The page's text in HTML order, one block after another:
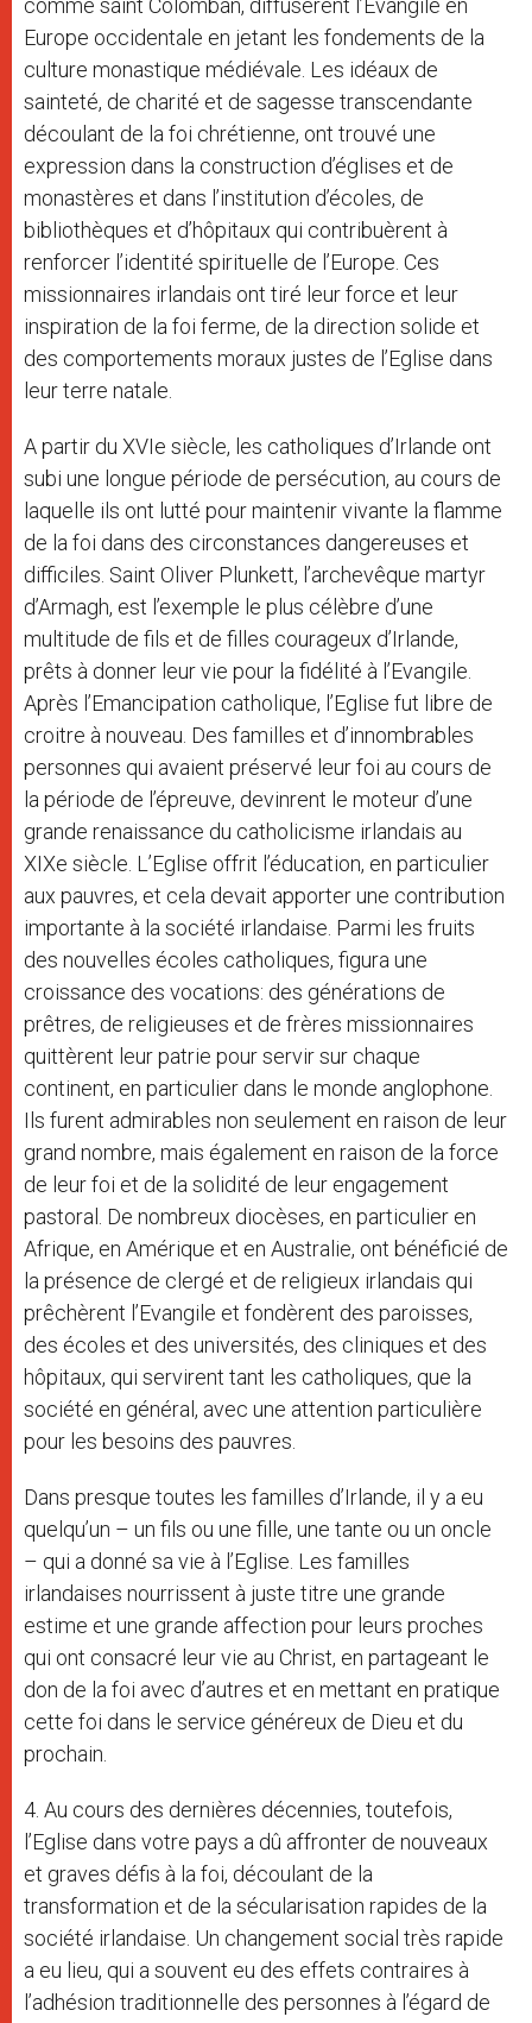
comme saint Colomban, diffusèrent l’Evangile en
Europe occidentale en jetant les fondements de la
culture monastique médiévale. Les idéaux de
sainteté, de charité et de sagesse transcendante
découlant de la foi chrétienne, ont trouvé une
expression dans la construction d’églises et de
monastères et dans l’institution d’écoles, de
bibliothèques et d’hôpitaux qui contribuèrent à
renforcer l’identité spirituelle de l’Europe. Ces
missionnaires irlandais ont tiré leur force et leur
inspiration de la foi ferme, de la direction solide et
des comportements moraux justes de l’Eglise dans
leur terre natale.
A partir du XVIe siècle, les catholiques d’Irlande ont
subi une longue période de persécution, au cours de
laquelle ils ont lutté pour maintenir vivante la flamme
de la foi dans des circonstances dangereuses et
difficiles. Saint Oliver Plunkett, l’archevêque martyr
d’Armagh, est l’exemple le plus célèbre d’une
multitude de fils et de filles courageux d’Irlande,
prêts à donner leur vie pour la fidélité à l’Evangile.
Après l’Emancipation catholique, l’Eglise fut libre de
croitre à nouveau. Des familles et d’innombrables
personnes qui avaient préservé leur foi au cours de
la période de l’épreuve, devinrent le moteur d’une
grande renaissance du catholicisme irlandais au
XIXe siècle. L’Eglise offrit l’éducation, en particulier
aux pauvres, et cela devait apporter une contribution
importante à la société irlandaise. Parmi les fruits
des nouvelles écoles catholiques, figura une
croissance des vocations: des générations de
prêtres, de religieuses et de frères missionnaires
quittèrent leur patrie pour servir sur chaque
continent, en particulier dans le monde anglophone.
Ils furent admirables non seulement en raison de leur
grand nombre, mais également en raison de la force
de leur foi et de la solidité de leur engagement
pastoral. De nombreux diocèses, en particulier en
Afrique, en Amérique et en Australie, ont bénéficié de
la présence de clergé et de religieux irlandais qui
prêchèrent l’Evangile et fondèrent des paroisses,
des écoles et des universités, des cliniques et des
hôpitaux, qui servirent tant les catholiques, que la
société en général, avec une attention particulière
pour les besoins des pauvres.
Dans presque toutes les familles d’Irlande, il y a eu
quelqu’un – un fils ou une fille, une tante ou un oncle
– qui a donné sa vie à l’Eglise. Les familles
irlandaises nourrissent à juste titre une grande
estime et une grande affection pour leurs proches
qui ont consacré leur vie au Christ, en partageant le
don de la foi avec d’autres et en mettant en pratique
cette foi dans le service généreux de Dieu et du
prochain.
4. Au cours des dernières décennies, toutefois,
l’Eglise dans votre pays a dû affronter de nouveaux
et graves défis à la foi, découlant de la
transformation et de la sécularisation rapides de la
société irlandaise. Un changement social très rapide
a eu lieu, qui a souvent eu des effets contraires à
l’adhésion traditionnelle des personnes à l’égard de